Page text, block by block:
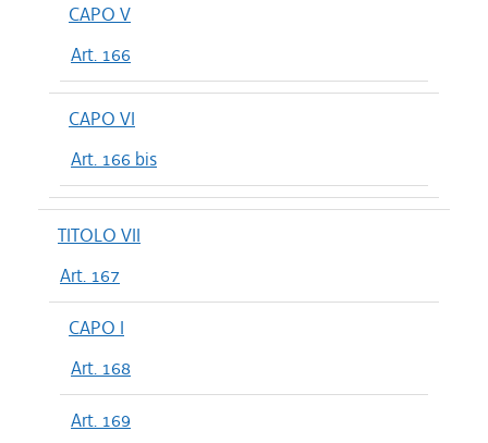
CAPO V
Art. 166
CAPO VI
Art. 166 bis
TITOLO VII
Art. 167
CAPO I
Art. 168
Art. 169